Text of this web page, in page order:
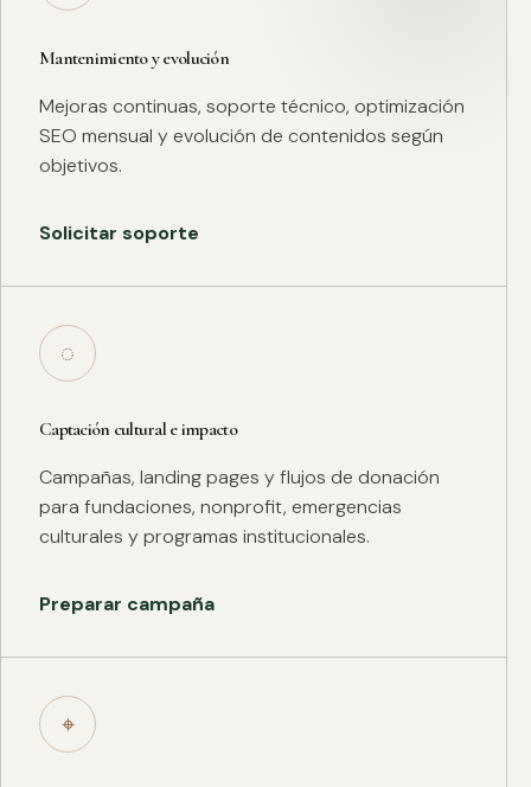
Mantenimiento y evolución
Mejoras continuas, soporte técnico, optimización
SEO mensual y evolución de contenidos según
objetivos.
Solicitar soporte
◌
Captación cultural e impacto
Campañas, landing pages y flujos de donación
para fundaciones, nonprofit, emergencias
culturales y programas institucionales.
Preparar campaña
⌖